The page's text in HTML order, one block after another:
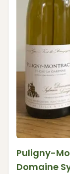
Puligny-
Domaine